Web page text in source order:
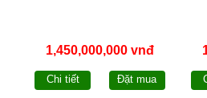
1,450,000,000 vnđ
Chi tiết Đặt mua